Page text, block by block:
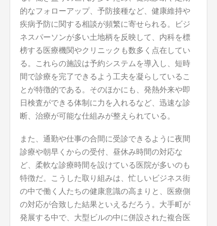
的なフォローアップ、予防接種など、健康維持や
疾病予防に関する相談が頻繁に寄せられる。ビジ
ネスパーソンが多い土地柄を反映して、内科を標
榜する医療機関やクリニックも数多く点在してい
る。これらの施設は予約システムを導入し、短時
間で診療を完了できるよう工夫を凝らしているこ
とが特徴的である。そのほかにも、発熱外来や即
日検査ができる体制に力を入れるなど、迅速な診
断、治療が可能な仕組みが整えられている。
また、通勤や仕事の合間に受診できるように夜間
診療や朝早くからの受付、昼休み時間の対応な
ど、柔軟な診療時間を設けている医院が多いのも
特徴だ。こうした取り組みは、忙しいビジネス街
の中で働く人たちの健康意識の高まりと、医療側
の対応が合致した結果といえるだろう。大手町が
発展する中で、大型ビルの中に併設された複合医